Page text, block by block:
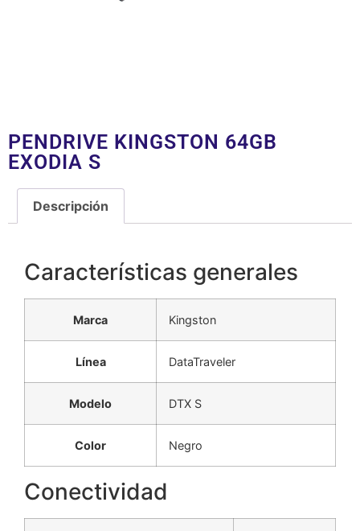
PENDRIVE KINGSTON 64GB
EXODIA S
Descripción
Características generales
Marca Kingston
Línea DataTraveler
Modelo DTX S
Color Negro
Conectividad